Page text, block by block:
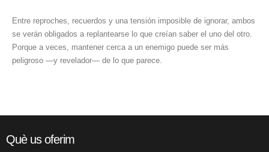
Entre reproches, recuerdos y una tensión imposible de ignorar, ambos
se verán obligados a replantearse lo que creían saber el uno del otro.
Porque a veces, mantener cerca a un enemigo puede ser más
peligroso —y revelador— de lo que parece.
Què us oferim